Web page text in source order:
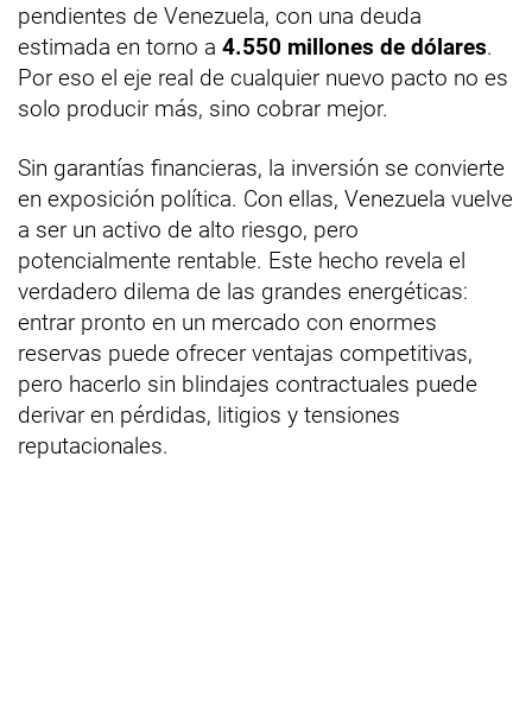
pendientes de Venezuela, con una deuda
estimada en torno a 4.550 millones de dólares.
Por eso el eje real de cualquier nuevo pacto no es
solo producir más, sino cobrar mejor.
Sin garantías financieras, la inversión se convierte
en exposición política. Con ellas, Venezuela vuelve
a ser un activo de alto riesgo, pero
potencialmente rentable. Este hecho revela el
verdadero dilema de las grandes energéticas:
entrar pronto en un mercado con enormes
reservas puede ofrecer ventajas competitivas,
pero hacerlo sin blindajes contractuales puede
derivar en pérdidas, litigios y tensiones
reputacionales.